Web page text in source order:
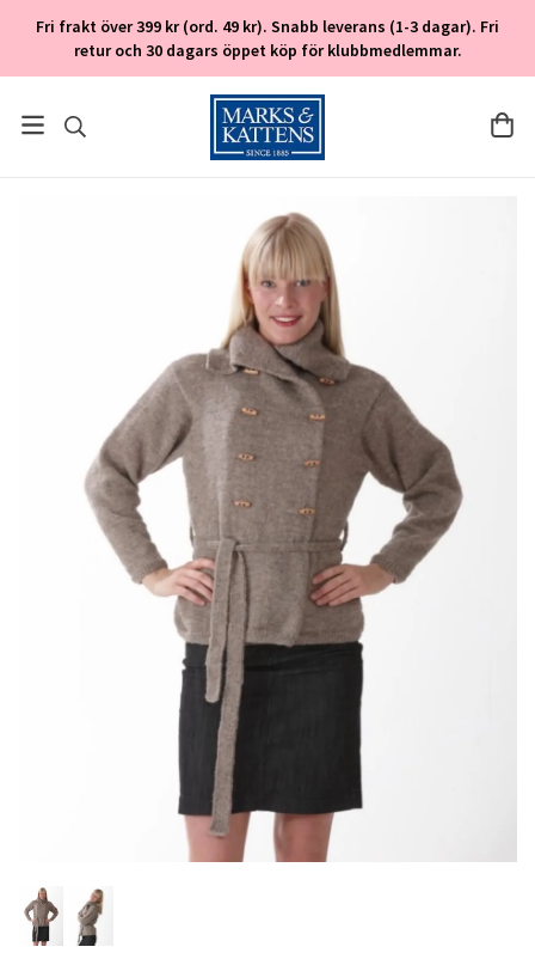
Fri frakt över 399 kr (ord. 49 kr). Snabb leverans (1-3 dagar). Fri
retur och 30 dagars öppet köp för klubbmedlemmar.